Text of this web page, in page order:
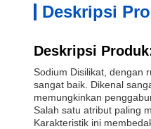
Deskripsi
Deskripsi
Sodium Disilikat, dengan
sangat baik. Dikenal
memungkinkan
Salah satu atribut paling
Karakteristik ini